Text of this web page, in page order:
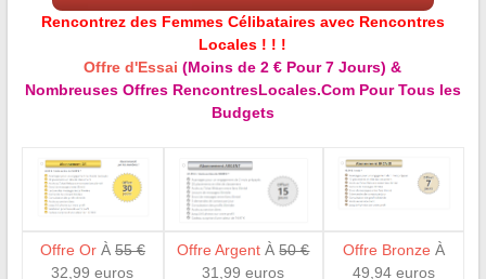
Rencontrez des Femmes Célibataires avec Rencontres
Locales ! ! !
Offre d'Essai (Moins de 2 € Pour 7 Jours) &
Nombreuses Offres RencontresLocales.Com Pour Tous les
Budgets
Offre OrÀ 55 €
32,99 euros
Offre Argent À50 €
31,99 euros
Offre Bronze À
49,94 euros